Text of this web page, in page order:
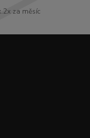
za měsíc